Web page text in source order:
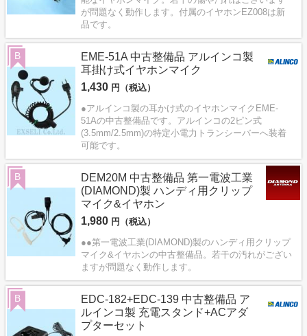
が問題なく動作します。付属のイヤホンEZ008は新
品です。
EME-51A 中古整備品 アルインコ製
耳掛け式イヤホンマイク
1,430 円（税込）
●アルインコ製の耳かけ式のイヤホンマイクEME-
51Aの中古整備品です。アルインコの2ピン式
(3.5mm/2.5mm)の特定小電力トランシーバーへ装着
可能です。
B
DEM20M 中古整備品 第一電波工業
(DIAMOND)製 ハンディ用クリップ
マイク&イヤホン
1,980 円（税込）
●●第一電波工業(DIAMOND)製のハンディ用クリップ
マイク&イヤホンの中古整備品。若干の汚れがござい
ますが問題なく動作します。
B
EDC-182+EDC-139 中古整備品 ア
ルインコ製 充電スタンド+ACアダ
プターセット
B